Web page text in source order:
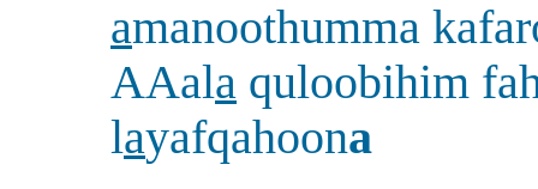
amanoothumma
AAala quloobihim
layafqahoona